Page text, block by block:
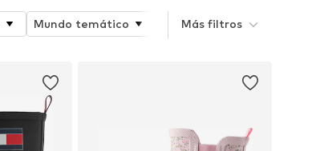
Mundo temático Atributo del producto
Más filtros